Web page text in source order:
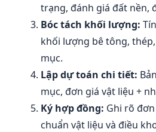
trạng, đánh giá đất nền,
Bóc tách khối lượng:
khối lượng bê tông,
mục.
Lập dự toán chi tiết:
mục, đơn giá vật liệu +
Ký hợp đồng: Ghi rõ
chuẩn vật liệu và điều